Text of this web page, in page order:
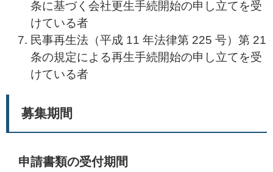
条に基づく会社更生手続開始の申し立てを受
けている者
民事再生法（平成 11 年法律第 225 号）第 21
条の規定による再生手続開始の申し立てを受
けている者
募集期間
申請書類の受付期間